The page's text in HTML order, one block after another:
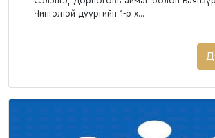
Чингэлтэй дүүргийн 1-р х...